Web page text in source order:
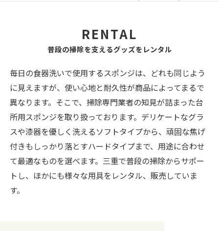
普段の掃除を支えるグッズをレンタル
RENTAL
毎日の食器洗いで使用するスポンジは、どれも同じよう
に見えますが、使い心地と耐久性が商品によってまるで
異なります。そこで、掃除専門業者の知見が詰まった台
所用スポンジを取り扱っております。デリケートなグラ
スや漆器を優しく洗えるソフトタイプから、頑固な焦げ
付きもしっかり落とすハードタイプまで、用途に合わせ
て最適なものを選べます。三重で普段の掃除からサポー
トし、ほかにも様々な用具をレンタル、販売していま
す。